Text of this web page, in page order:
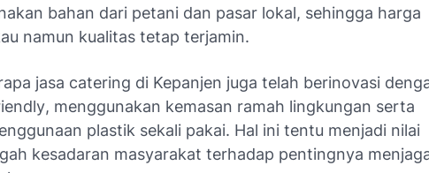
bahan dari petani dan pasar lokal, sehingga harga
namun kualitas tetap terjamin.
jasa catering di Kepanjen juga telah berinovasi
, menggunakan kemasan ramah lingkungan serta
plastik sekali pakai. Hal ini tentu menjadi nilai
kesadaran masyarakat terhadap pentingnya